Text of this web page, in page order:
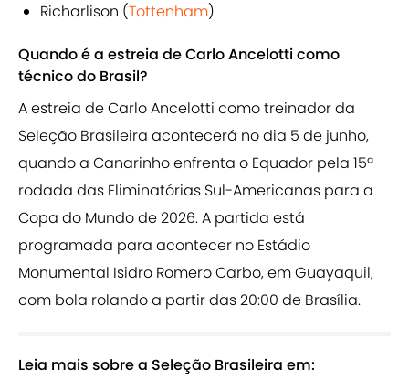
Richarlison (Tottenham)
Quando é a estreia de Carlo Ancelotti como
técnico do Brasil?
A estreia de Carlo Ancelotti como treinador da
Seleção Brasileira acontecerá no dia 5 de junho,
quando a Canarinho enfrenta o Equador pela 15ª
rodada das Eliminatórias Sul-Americanas para a
Copa do Mundo de 2026. A partida está
programada para acontecer no Estádio
Monumental Isidro Romero Carbo, em Guayaquil,
com bola rolando a partir das 20:00 de Brasília.
Leia mais sobre a Seleção Brasileira em: